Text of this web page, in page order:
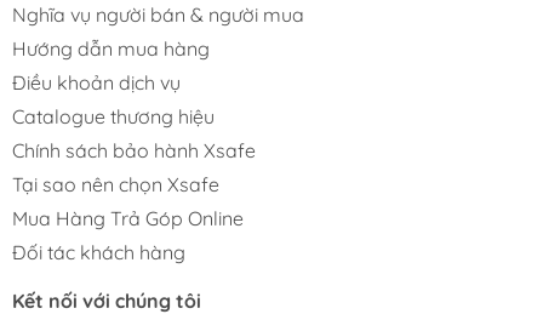
Nghĩa vụ người bán & người mua
Hướng dẫn mua hàng
Điều khoản dịch vụ
Catalogue thương hiệu
Chính sách bảo hành Xsafe
Tại sao nên chọn Xsafe
Mua Hàng Trả Góp Online
Đối tác khách hàng
Kết nối với chúng tôi